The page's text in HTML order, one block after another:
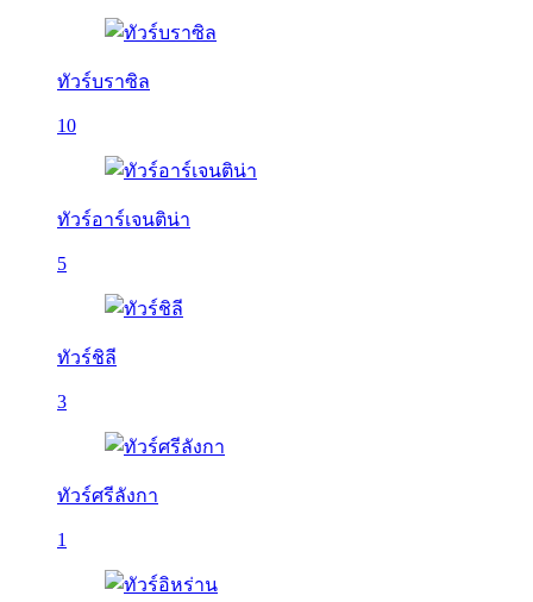
ทัวร์บราซิล
10
ทัวร์อาร์เจนติน่า
5
ทัวร์ชิลี
3
ทัวร์ศรีลังกา
1